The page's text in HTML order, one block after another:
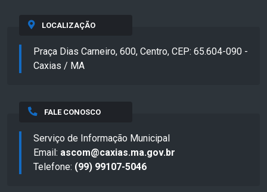
LOCALIZAÇÃO
Praça Dias Carneiro, 600, Centro, CEP: 65.604-090 -
Caxias / MA
FALE CONOSCO
Serviço de Informação Municipal
Email: ascom@caxias.ma.gov.br
Telefone: (99) 99107-5046